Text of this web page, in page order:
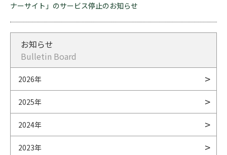
ナーサイト」のサービス停止のお知らせ
お知らせ
Bulletin Board
2026年
2025年
2024年
2023年